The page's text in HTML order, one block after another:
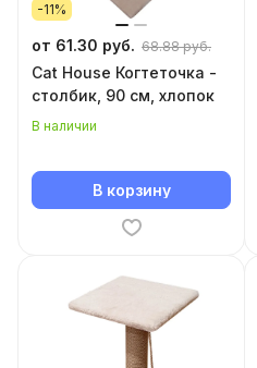
-11%
от 61.30 руб. 68.88 руб.
Cat House Когтеточка -
столбик, 90 см, хлопок
В наличии
В корзину